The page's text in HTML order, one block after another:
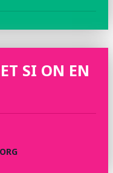
SI ON EN